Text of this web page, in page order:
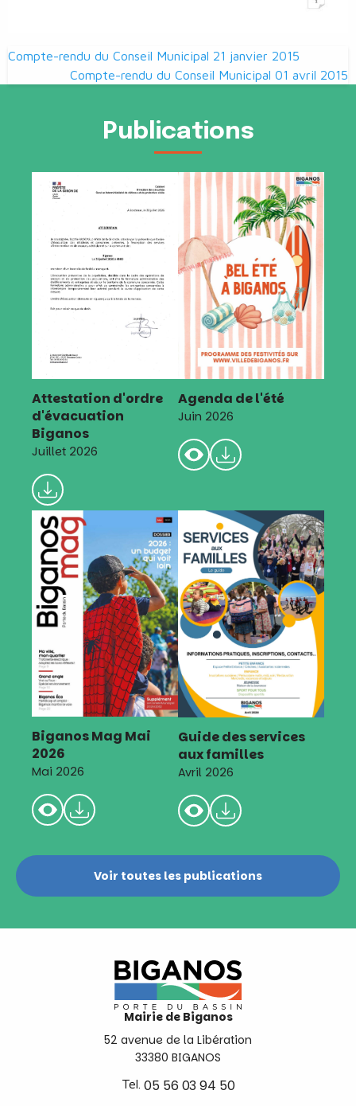
Navigation
de
Compte-rendu du Conseil Municipal 21 janvier 2015
Compte-rendu du Conseil Municipal 01 avril 2015
Publications
Attestation d'ordre
d'évacuation
Biganos
Juillet 2026
Agenda de l'été
Juin 2026
Biganos Mag Mai
2026
Mai 2026
Guide des services
aux familles
Avril 2026
Voir toutes les publications
Mairie de Biganos
52 avenue de la Libération
33380 BIGANOS
Tel. 05 56 03 94 50